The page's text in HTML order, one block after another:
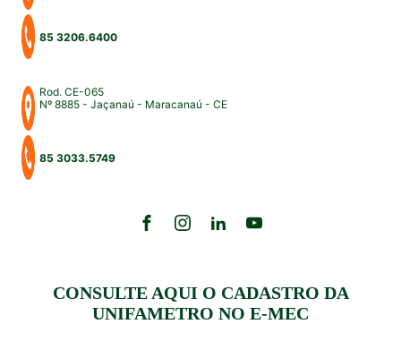
85 3206.6400
Rod. CE-065
Nº 8885 - Jaçanaú - Maracanaú - CE
85 3033.5749
CONSULTE AQUI O CADASTRO DA
UNIFAMETRO NO E-MEC